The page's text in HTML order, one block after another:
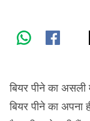
बियर पीने का
बियर पीने का अपना